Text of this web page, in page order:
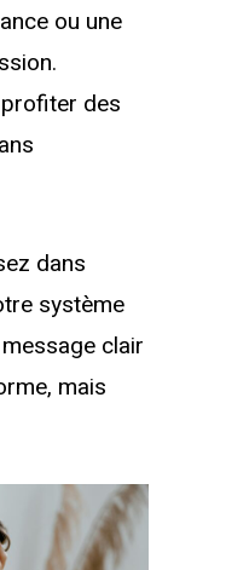
ou une
des
dans
système
clair
mais